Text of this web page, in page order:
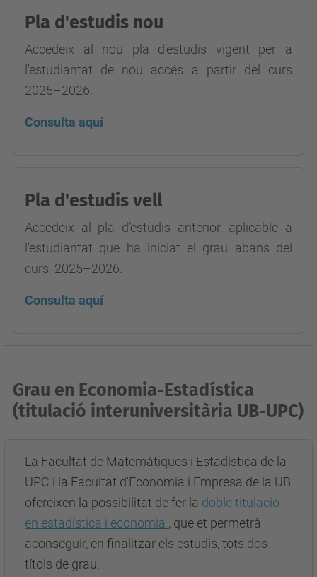
Pla d'estudis nou
Accedeix al nou pla d’estudis vigent per a
l'estudiantat de nou accés a partir del curs
2025–2026.
Consulta aquí
Pla d'estudis vell
Accedeix al pla d’estudis anterior, aplicable a
l'estudiantat que ha iniciat el grau abans del
curs 2025–2026.
Consulta aquí
Grau en Economia-Estadística
(titulació interuniversitària UB-UPC)
La Facultat de Matemàtiques i Estadística de la
UPC i la Facultat d'Economia i Empresa de la UB
ofereixen la possibilitat de fer la doble titulació
en estadística i economia , que et permetrà
aconseguir, en finalitzar els estudis, tots dos
títols de grau.